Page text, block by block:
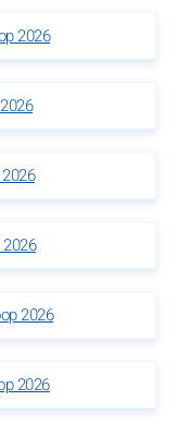
2026
2026
2026